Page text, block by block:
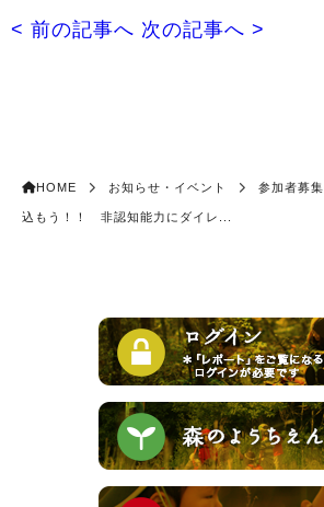
< 前の記事へ 次の記事へ >
HOME お知らせ・イベント 参加者募集
込もう！！ 非認知能力にダイレ...